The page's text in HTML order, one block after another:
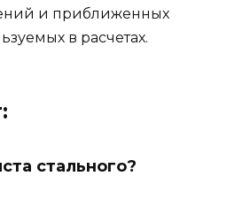
и приближенных
в расчетах.
стального?